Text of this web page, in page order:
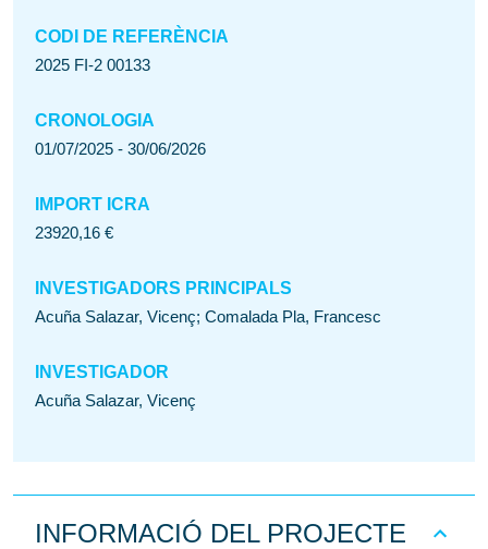
CODI DE REFERÈNCIA
2025 FI-2 00133
CRONOLOGIA
01/07/2025 - 30/06/2026
IMPORT ICRA
23920,16 €
INVESTIGADORS PRINCIPALS
Acuña Salazar, Vicenç; Comalada Pla, Francesc
INVESTIGADOR
Acuña Salazar, Vicenç
INFORMACIÓ DEL PROJECTE